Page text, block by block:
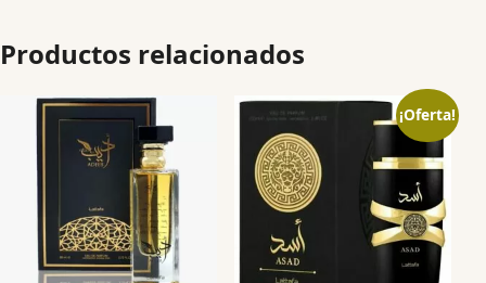
Productos relacionados
¡Oferta!